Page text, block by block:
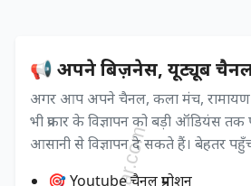
📢 अपने बिज़नेस, यूट्यूब चैनल,
अगर आप अपने चैनल, कला मंच, रामायण
भी प्रकार के विज्ञापन को बड़ी ऑडियंस
आसानी से विज्ञापन दे सकते हैं। बेहतर
🎯 Youtube चैनल प्रमोशन